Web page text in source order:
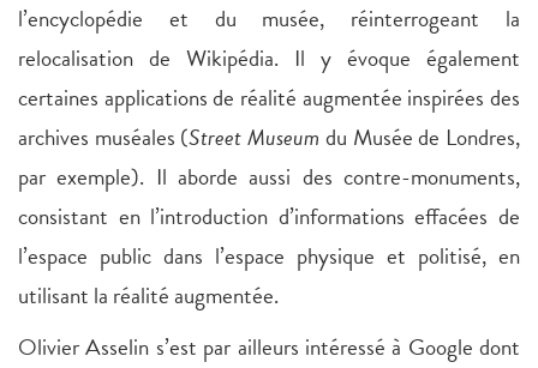
l’encyclopédie et du musée, réinterrogeant la
relocalisation de Wikipédia. Il y évoque également
certaines applications de réalité augmentée inspirées des
archives muséales (Street Museum du Musée de Londres,
par exemple). Il aborde aussi des contre-monuments,
consistant en l’introduction d’informations effacées de
l’espace public dans l’espace physique et politisé, en
utilisant la réalité augmentée.
Olivier Asselin s’est par ailleurs intéressé à Google dont